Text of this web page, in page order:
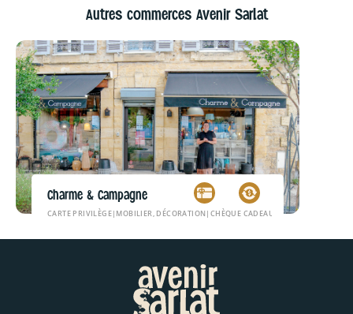
Autres commerces Avenir Sarlat
Charme & Campagne
CARTE PRIVILÈGE| MOBILIER, DÉCORATION | CHÈQUE CADEAU SPN